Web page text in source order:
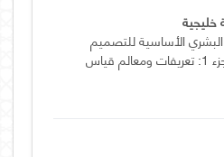
الأساسية للتصميم
التكنولوجي – الجزء 1: تعريفات ومعالم قياس